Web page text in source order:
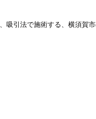
引法で施術する、横須賀市